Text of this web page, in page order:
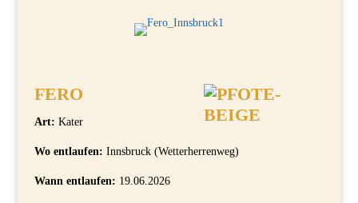
FERO
Art: Kater
Wo entlaufen: Innsbruck (Wetterherrenweg)
Wann entlaufen: 19.06.2026